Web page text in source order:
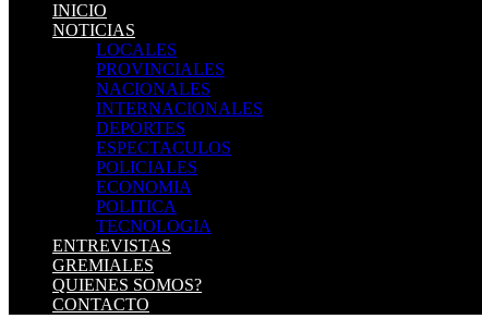
INICIO
NOTICIAS
LOCALES
PROVINCIALES
NACIONALES
INTERNACIONALES
DEPORTES
ESPECTACULOS
POLICIALES
ECONOMIA
POLITICA
TECNOLOGIA
ENTREVISTAS
GREMIALES
QUIENES SOMOS?
CONTACTO